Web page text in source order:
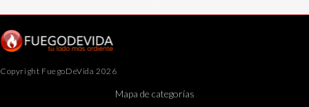
Copyright FuegoDeVida 2026
Mapa de categorías